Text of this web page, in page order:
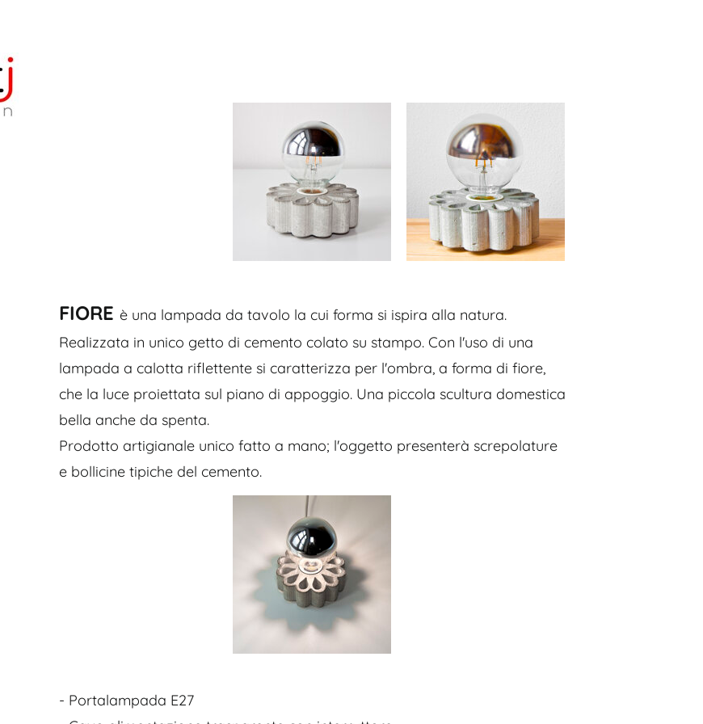
FIORE è una lampada da tavolo la cui forma si ispira alla natura.
Realizzata in unico getto di cemento colato su stampo. Con l'uso di una
lampada a calotta riflettente si caratterizza per l'ombra, a forma di fiore,
che la luce proiettata sul piano di appoggio. Una piccola scultura domestica
bella anche da spenta.
Prodotto artigianale unico fatto a mano; l'oggetto presenterà screpolature
e bollicine tipiche del cemento.
- Portalampada E27